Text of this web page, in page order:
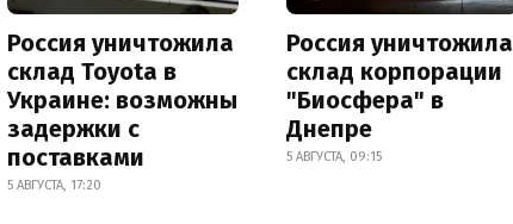
Россия уничтожила
склад Toyota в
Украине: возможны
задержки с
поставками
5 АВГУСТА, 17:20
Россия уничтожила
склад корпорации
"Биосфера" в
Днепре
5 АВГУСТА, 09:15